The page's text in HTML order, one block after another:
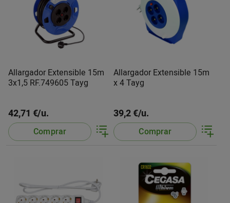
Allargador Extensible 15m
3x1,5 RF.749605 Tayg
42,71 €/u.
Comprar
Allargador Extensible 15m
x 4 Tayg
39,2 €/u.
Comprar